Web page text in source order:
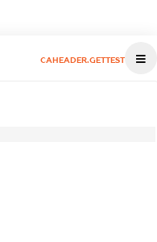
CAHEADER.GETTEST